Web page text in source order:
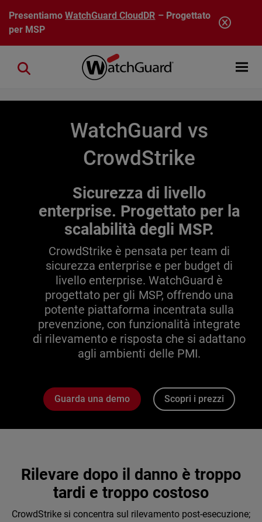
Salta al contenuto principale
PresentiamoWatchGuard CloudDR – Progettato
per MSP
Open
Close search
WatchGuard vs
CrowdStrike
Sicurezza di livello
enterprise. Progettato per la
scalabilità degli MSP.
CrowdStrike è pensata per team di
sicurezza enterprise e per budget di
livello enterprise. WatchGuard è
progettato per gli MSP, offrendo una
potente piattaforma incentrata sulla
prevenzione, con funzionalità integrate
di rilevamento e risposta che si adattano
agli ambienti delle PMI.
Guarda una demo Scopri i prezzi
Rilevare dopo il danno è troppo
tardi e troppo costoso
CrowdStrike si concentra sul rilevamento post-esecuzione;